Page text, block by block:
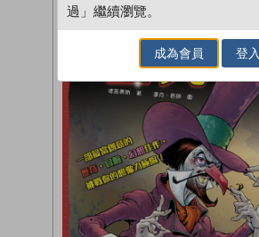
過」繼續瀏覽。
成為會員 登入